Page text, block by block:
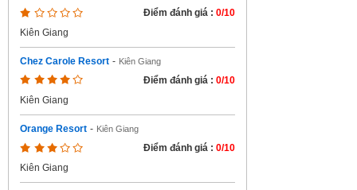
Điểm đánh giá : 0/10
Kiên Giang
Chez Carole Resort - Kiên Giang
Điểm đánh giá : 0/10
Kiên Giang
Orange Resort - Kiên Giang
Điểm đánh giá : 0/10
Kiên Giang